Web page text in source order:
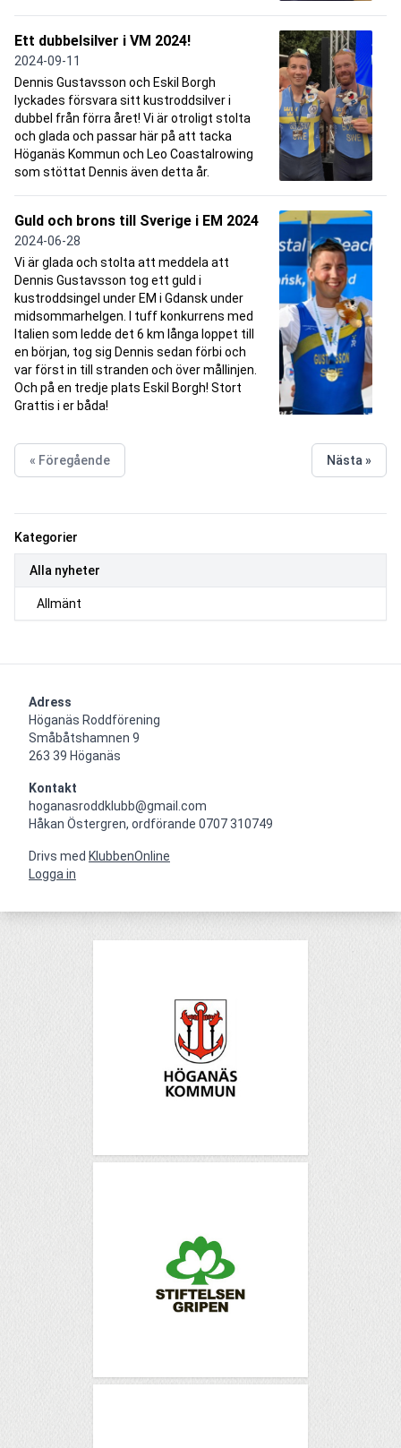
Kategorier
Alla nyheter
Allmänt
Ett dubbelsilver i VM 2024!
2024-09-11
Dennis Gustavsson och Eskil Borgh
lyckades försvara sitt kustroddsilver i
dubbel från förra året! Vi är otroligt stolta
och glada och passar här på att tacka
Höganäs Kommun och Leo Coastalrowing
som stöttat Dennis även detta år.
Guld och brons till Sverige i EM 2024
2024-06-28
Vi är glada och stolta att meddela att
Dennis Gustavsson tog ett guld i
kustroddsingel under EM i Gdansk under
midsommarhelgen. I tuff konkurrens med
Italien som ledde det 6 km långa loppet till
en början, tog sig Dennis sedan förbi och
var först in till stranden och över mållinjen.
Och på en tredje plats Eskil Borgh! Stort
Grattis i er båda!
« Föregående Nästa »
Adress
Höganäs Roddförening
Småbåtshamnen 9
263 39 Höganäs
Kontakt
hoganasroddklubb@gmail.com
Håkan Östergren, ordförande 0707 310749
Drivs med KlubbenOnline
Logga in